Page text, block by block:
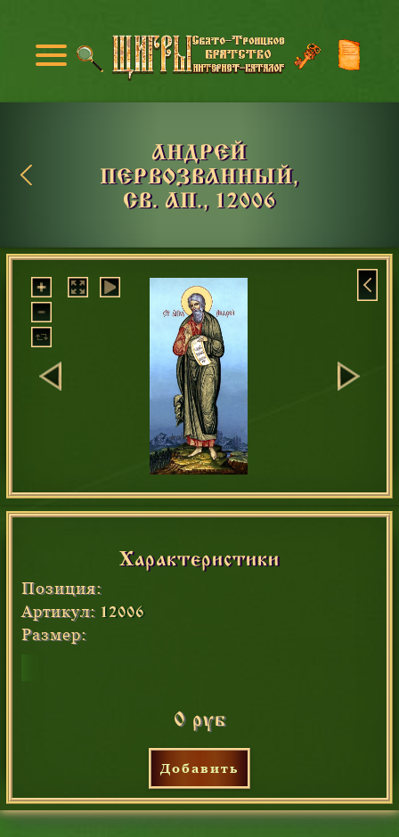
АНДРЕЙ
ПЕРВОЗВАННЫЙ,
СВ. АП., 12006
Характеристики
Позиция:
Артикул:
12006
Размер:
0 руб
Добавить